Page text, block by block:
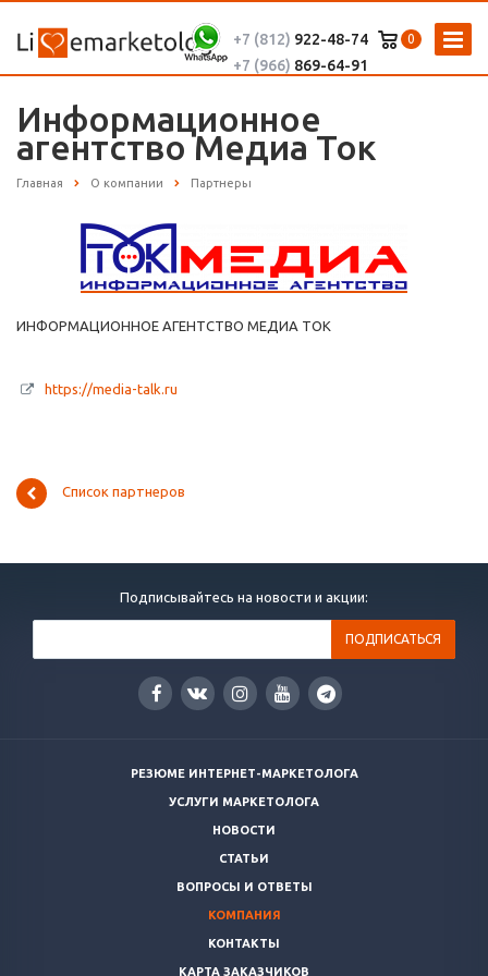
0
+7 (812) 922-48-74
+7 (966) 869-64-91
Информационное
агентство Медиа Ток
Главная О компании Партнеры
ИНФОРМАЦИОННОЕ АГЕНТСТВО МЕДИА ТОК
https://media-talk.ru
Список партнеров
Подписывайтесь на новости и акции:
РЕЗЮМЕ ИНТЕРНЕТ-МАРКЕТОЛОГА
УСЛУГИ МАРКЕТОЛОГА
НОВОСТИ
СТАТЬИ
ВОПРОСЫ И ОТВЕТЫ
КОМПАНИЯ
КОНТАКТЫ
КАРТА ЗАКАЗЧИКОВ